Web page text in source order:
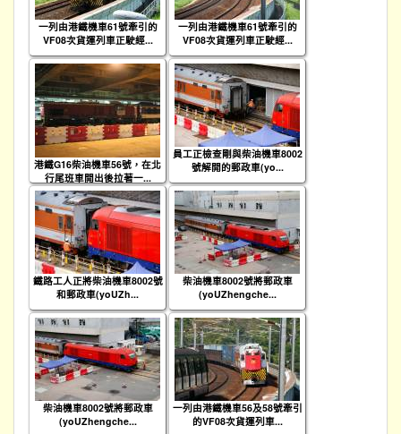
一列由港鐵機車61號牽引的
VF08次貨運列車正駛經...
一列由港鐵機車61號牽引的
VF08次貨運列車正駛經...
港鐵G16柴油機車56號，在北
行尾班車開出後拉著一...
員工正檢查剛與柴油機車8002
號解開的郵政車(yo...
鐵路工人正將柴油機車8002號
和郵政車(yoUZh...
柴油機車8002號將郵政車
(yoUZhengche...
柴油機車8002號將郵政車
(yoUZhengche...
一列由港鐵機車56及58號牽引
的VF08次貨運列車...